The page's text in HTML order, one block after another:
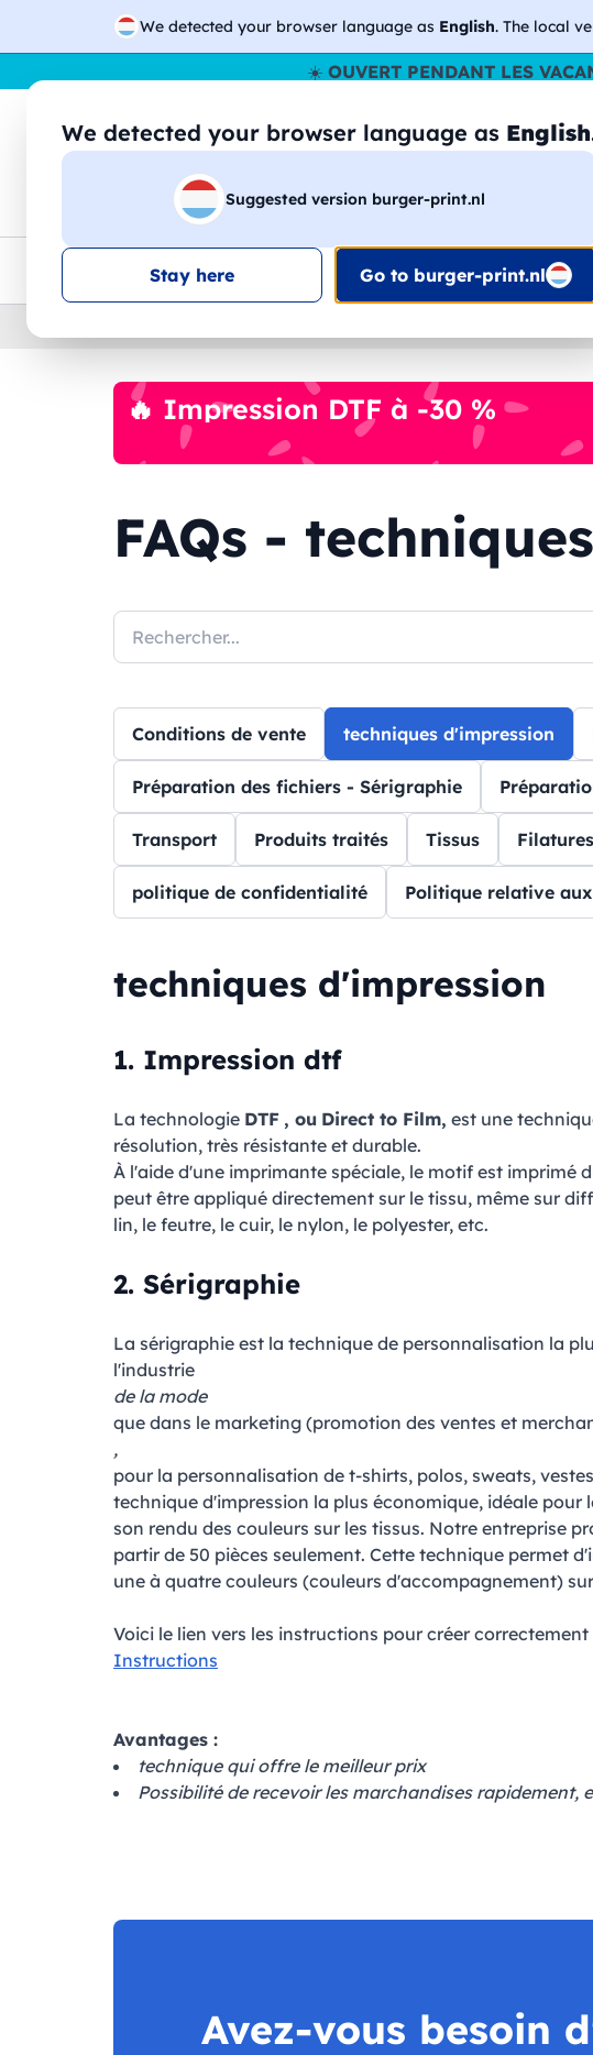
We detected your browser language as English. The local
We detected your browser language as English
Suggested version burger-print.nl
Stay here Go to burger-print.nl
☀️ OUVERT PENDANT LES
🔎 Recherchez parmi les
Sweat-shirts Homme Femme
Livraison UERemise quantité Service clientCroquis prépresse
🔥 Impression DTF à -30 %
FAQs -
Conditions de vente techniques d'impression
Préparation des fichiers - Sérigraphie
Transport Produits traités Tissus Filatures
politique de confidentialité Politique relative
techniques d'impression
1. Impression dtf
La technologie DTF , ou Direct to Film, est une
résolution, très résistante et durable.
À l'aide d'une imprimante spéciale, le motif est imprimé
peut être appliqué directement sur le tissu, même sur
lin, le feutre, le cuir, le nylon, le polyester, etc.
2. Sérigraphie
La sérigraphie est la technique de personnalisation la
l'industrie
de la mode
que dans le marketing (promotion des ventes et
,
pour la personnalisation de t-shirts, polos, sweats,
technique d'impression la plus économique, idéale pour
son rendu des couleurs sur les tissus. Notre entreprise
partir de 50 pièces seulement. Cette technique permet
une à quatre couleurs (couleurs d'accompagnement)
Voici le lien vers les instructions pour créer correctement
Instructions
Avantages :
technique qui offre le meilleur prix
Possibilité de recevoir les marchandises rapidement,
Avez-vous besoin